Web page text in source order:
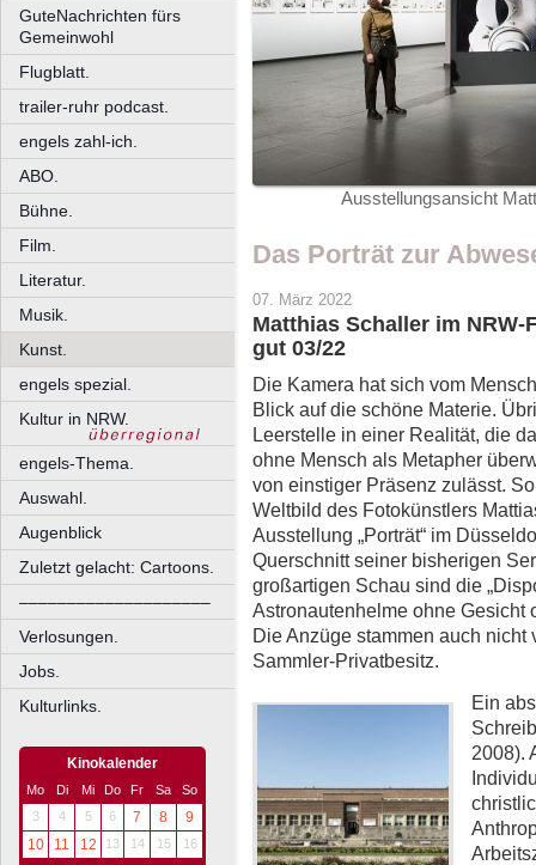
GuteNachrichten fürs
Gemeinwohl
Flugblatt.
trailer-ruhr podcast.
engels zahl-ich.
ABO.
Bühne.
Film.
Literatur.
Musik.
Kunst.
engels spezial.
Kultur in NRW.
engels-Thema.
Auswahl.
Augenblick
Zuletzt gelacht: Cartoons.
––––––––––––––––––––
Verlosungen.
Jobs.
Kulturlinks.
Kinokalender
Mo Di Mi Do Fr Sa
So
3
4 5 6 7 8
9
10
11 12 13 14 15 16
Ausstellungsansicht
Das Porträt zur
07. März 2022
Matthias Schaller im
gut 03/22
Die Kamera hat sich vom
Blick auf die schöne Materie.
Leerstelle in einer Realität, die
ohne Mensch als Metapher
von einstiger Präsenz zulässt.
Weltbild des Fotokünstlers
Ausstellung „Porträt“ im
Querschnitt seiner bisherigen
großartigen Schau sind die „
Astronautenhelme ohne Gesicht
Die Anzüge stammen auch
Sammler-Privatbesitz.
Ein
2008).